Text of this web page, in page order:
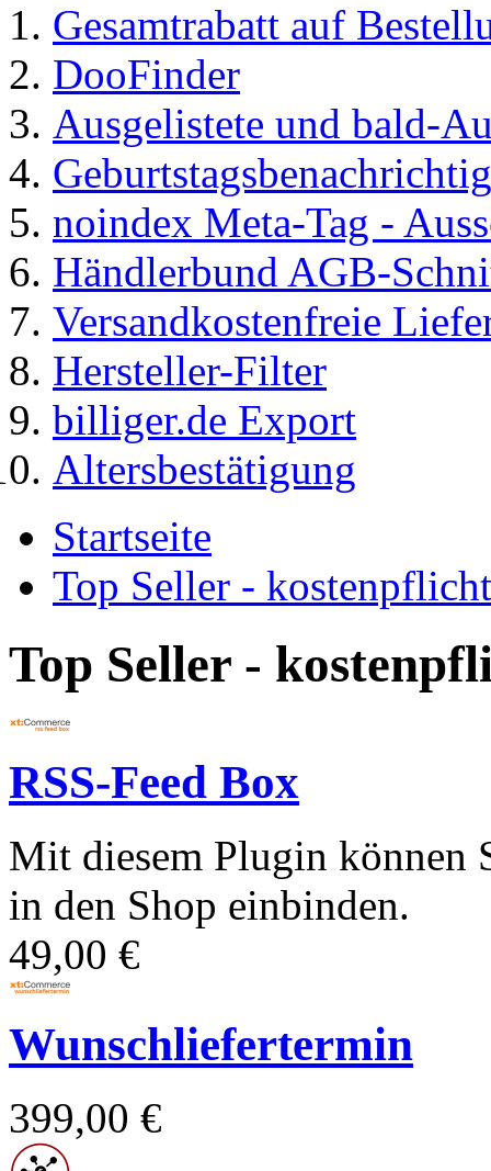
Gesamtrabatt auf
DooFinder
Ausgelistete und bald-
noindex Meta-Tag -
Händlerbund AGB-
Versandkostenfreie
Hersteller-Filter
billiger.de Export
Altersbestätigung
Startseite
Top Seller -
Top Seller -
RSS-Feed Box
Mit diesem Plugin können
in den Shop einbinden.
49,00 €
Wunschliefertermin
399,00 €